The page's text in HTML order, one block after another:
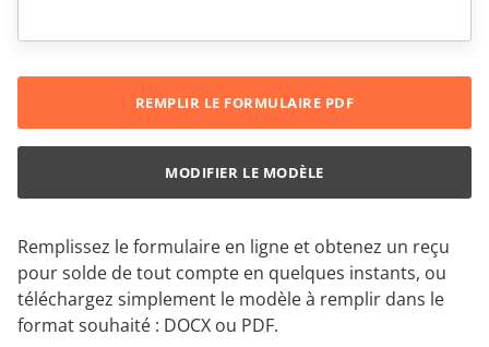
Remplissez le formulaire en ligne et obtenez un reçu
pour solde de tout compte en quelques instants, ou
téléchargez simplement le modèle à remplir dans le
format souhaité : DOCX ou PDF.
REMPLIR LE FORMULAIRE PDF
MODIFIER LE MODÈLE